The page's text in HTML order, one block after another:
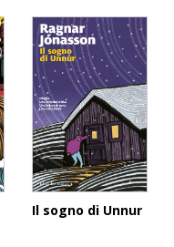
Il sogno di Unnur